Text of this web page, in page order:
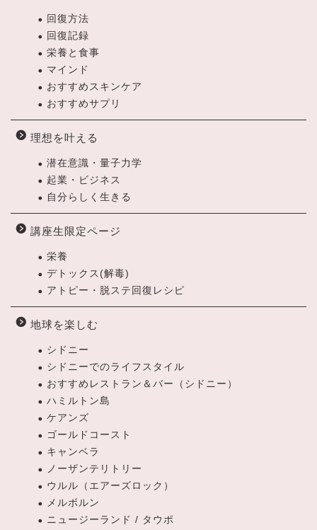
回復方法
回復記録
栄養と食事
マインド
おすすめスキンケア
おすすめサプリ
理想を叶える
潜在意識・量子力学
起業・ビジネス
自分らしく生きる
講座生限定ページ
栄養
デトックス(解毒)
アトピー・脱ステ回復レシピ
地球を楽しむ
シドニー
シドニーでのライフスタイル
おすすめレストラン＆バー（シドニー）
ハミルトン島
ケアンズ
ゴールドコースト
キャンベラ
ノーザンテリトリー
ウルル（エアーズロック）
メルボルン
ニュージーランド / タウポ